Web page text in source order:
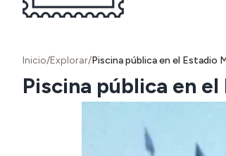
Inicio/Explorar/Piscina pública en el Estadio
Piscina pública en